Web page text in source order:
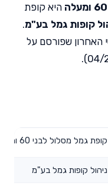
היא קופת
קופות גמל בע"מ.
האחרון שפורסם על
גמל מסלול לבני 60 ומעלה
ניהול קופות גמל בע"מ